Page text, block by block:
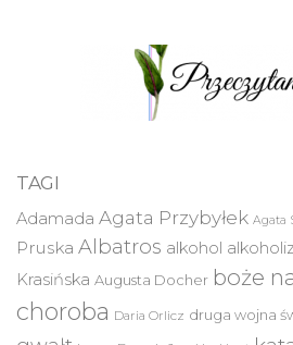
TAGI
Adamada Agata Przybyłek Agata
Pruska Albatros alkohol
Krasińska Augusta Docher boże
choroba Daria Orlicz druga wojna